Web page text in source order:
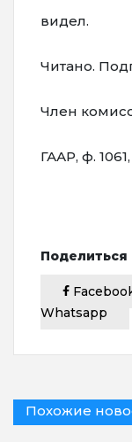
видел.
Читано.
Член
ГААР, ф.
Поделиться
Whatsapp
Похожие